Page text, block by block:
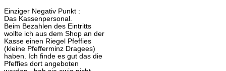
Einziger Negativ Punkt :
Das Kassenpersonal.
Beim Bezahlen des Eintritts
wollte ich aus dem Shop an der
Kasse einen Riegel Pfeffies
(kleine Pfefferminz Dragees)
haben. Ich finde es gut das die
Pfeffies dort angeboten